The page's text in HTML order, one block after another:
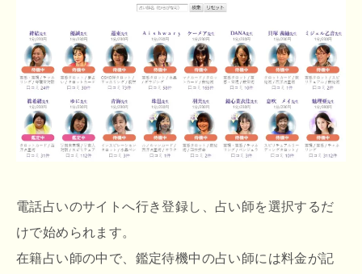
電話占いのサイトへ行き登録し、占い師を選択するだ
けで始められます。
在籍占い師の中で、鑑定待機中の占い師には料金が記